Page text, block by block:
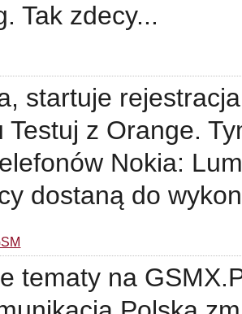
Tak zdecy...
startuje
Testuj z Orange.
Nokia:
dostaną do
tematy na